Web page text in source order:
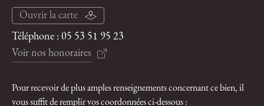
Ouvrir la carte
Téléphone : 05 53 51 95 23
Voir nos honoraires
Pour recevoir de plus amples renseignements concernant ce bien, il
vous suffit de remplir vos coordonnées ci-dessous :